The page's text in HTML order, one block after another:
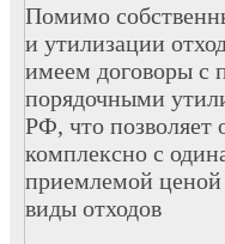
Помимо
и утилизации
имеем договоры с
порядочными
РФ, что позволяет
комплексно с
приемлемой
виды отходов